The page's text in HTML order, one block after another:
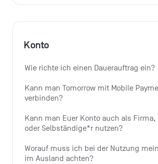
Konto
Wie richte ich einen Dauerauftrag ein?
Kann man Tomorrow mit Mobile
verbinden?
Kann man Euer Konto auch als Firma,
oder Selbständige*r nutzen?
Worauf muss ich bei der Nutzung
im Ausland achten?